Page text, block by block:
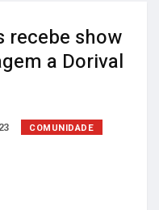
recebe show
a Dorival
COMUNIDADE